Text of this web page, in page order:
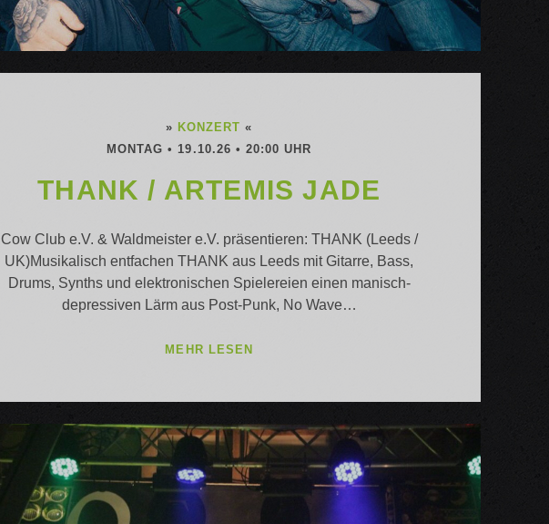
» KONZERT «
MONTAG • 19.10.26 • 20:00 UHR
THANK / ARTEMIS JADE
Cow Club e.V. & Waldmeister e.V. präsentieren: THANK (Leeds /
UK)Musikalisch entfachen THANK aus Leeds mit Gitarre, Bass,
Drums, Synths und elektronischen Spielereien einen manisch-
depressiven Lärm aus Post-Punk, No Wave…
MEHR LESENTHANK